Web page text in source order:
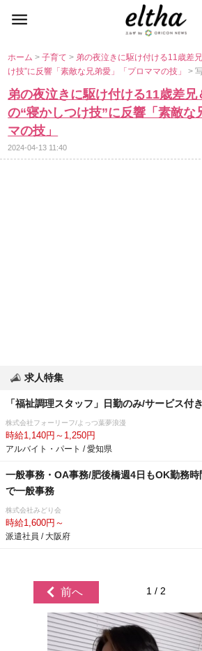
ホーム>子育て> 弟の夜泣きに駆け付ける11歳差
け技”に反響「素敵な兄弟愛」「プロママの技」>
弟の夜泣きに駆け付ける11歳差兄
の“寝かしつけ技”に反響「素敵な
マの技」
2024-04-13 11:40
求人特集
「福祉調理スタッフ」日勤のみ/サービス付
株式会社フォーリーフ/よっつ葉夢浪漫
時給1,140円～1,250円
アルバイト・パート / 愛知県
一般事務・OA事務/肥後橋週4日もOK勤務
で一般事務
株式会社みどり会
時給1,600円～
派遣社員 / 大阪府
前へ 1 / 2